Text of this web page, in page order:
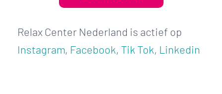
Relax Center Nederland is actief op
Instagram, Facebook, Tik Tok, Linkedin